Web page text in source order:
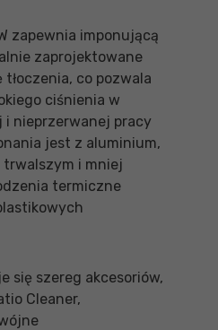
zapewnia imponującą
zaprojektowane
tłoczenia, co pozwala
ciśnienia w
i nieprzerwanej pracy
jest z aluminium,
i mniej
termiczne
się szereg akcesoriów,
Cleaner,